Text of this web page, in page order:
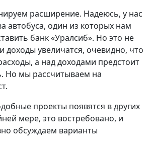
расширение. Надеюсь, у нас
автобуса, один из которых нам
банк «Уралсиб». Но это не
доходы увеличатся, очевидно, что
а над доходами предстоит
Но мы рассчитываем на
проекты появятся в других
мере, это востребовано, и
обсуждаем варианты